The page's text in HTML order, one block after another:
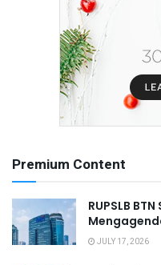
Premium Content
RUPSLB
JULY 17, 2026